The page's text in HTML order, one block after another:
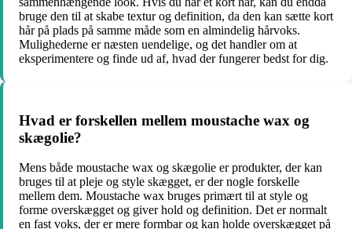
bruge den til at skabe textur og definition, da den kan sætte kort
hår på plads på samme måde som en almindelig hårvoks.
Mulighederne er næsten uendelige, og det handler om at
eksperimentere og finde ud af, hvad der fungerer bedst for dig.
Hvad er forskellen mellem moustache wax og
skægolie?
Mens både moustache wax og skægolie er produkter, der kan
bruges til at pleje og style skægget, er der nogle forskelle
mellem dem. Moustache wax bruges primært til at style og
forme overskægget og giver hold og definition. Det er normalt
en fast voks, der er mere formbar og kan holde overskægget på